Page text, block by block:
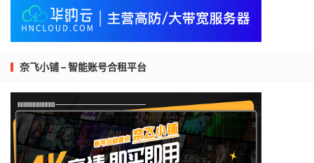
奈飞小铺 – 智能账号合租平台